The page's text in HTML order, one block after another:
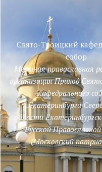
Свято-Троицкий
собор
Местная православная
организация Приход
кафедрального
г.Екатеринбурга
области
Русской
(Московский